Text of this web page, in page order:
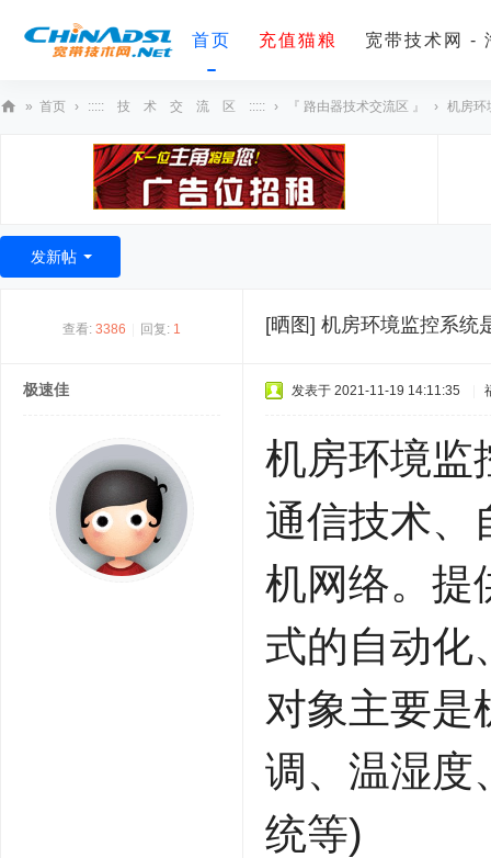
首页 充值猫粮 宽带技术网 -
术
» 首页 › ::::: 技 术 交 流 区 ::::: › 『 路由器技术交流区 』 › 机房环
发新帖
查看: 3386 回复: 1 [晒图] 机房环境监控系统
极速佳 发表于 2021-11-19 14:11:35
机房环境监
通信技术、
机网络。提
式的自动化
对象主要是
调、温湿度
统等)